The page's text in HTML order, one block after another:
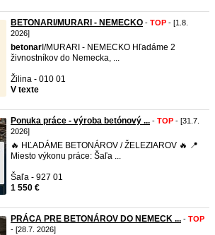
BETONARI/MURARI - NEMECKO - TOP - [1.8.
2026]
betonar I/MURARI - NEMECKO Hľadáme 2
živnostníkov do Nemecka, ...
Žilina - 010 01
V texte
Ponuka práce - výroba betónový ... - TOP - [31.7.
2026]
🔥 HĽADÁME BETONÁROV / ŽELEZIAROV 🔥 📍
Miesto výkonu práce: Šaľa ...
Šaľa - 927 01
1 550 €
PRÁCA PRE BETONÁROV DO NEMECK ... - TOP
- [28.7. 2026]